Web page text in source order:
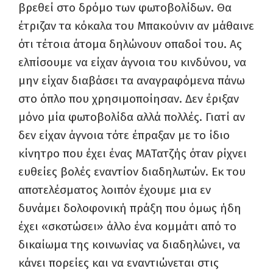
βρεθεί στο δρόμο των φωτοβολίδων. Θα
έτριζαν τα κόκαλα του Μπακούνιν αν μάθαινε
ότι τέτοια άτομα δηλώνουν οπαδοί του. Ας
ελπίσουμε να είχαν άγνοια του κινδύνου, να
μην είχαν διαβάσει τα αναγραφόμενα πάνω
στο όπλο που χρησιμοποίησαν. Δεν έριξαν
μόνο μία φωτοβολίδα αλλά πολλές. Γιατί αν
δεν είχαν άγνοια τότε έπραξαν με το ίδιο
κίνητρο που έχει ένας ΜΑΤατζής όταν ρίχνει
ευθείες βολές εναντίον διαδηλωτών. Εκ του
αποτελέσματος λοιπόν έχουμε μια εν
δυνάμει δολοφονική πράξη που όμως ήδη
έχει «σκοτώσει» άλλο ένα κομμάτι από το
δικαίωμα της κοινωνίας να διαδηλώνει, να
κάνει πορείες και να εναντιώνεται στις